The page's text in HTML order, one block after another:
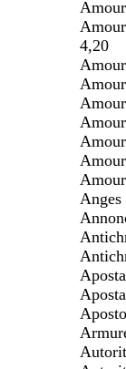
4,20
Anges